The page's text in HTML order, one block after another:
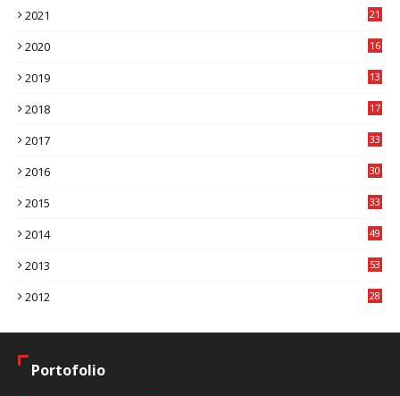
2021 21
2020
16
2019
13
2018
17
2017
33
2016
30
2015
33
2014
49
2013
53
2012
28
Portofolio